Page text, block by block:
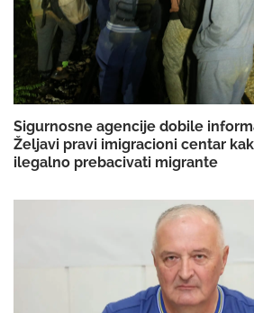
Sigurnosne agencije dobile
Željavi pravi imigracioni centar
ilegalno prebacivati migrante